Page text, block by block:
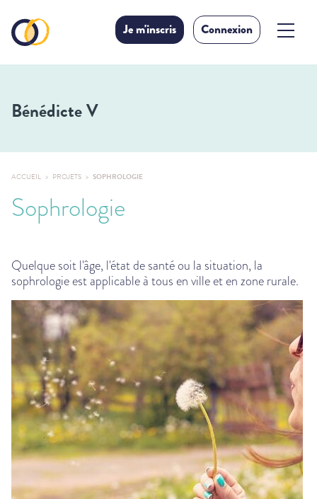
Je m'inscris Connexion
Bénédicte V
ACCUEIL PROJETS SOPHROLOGIE
Sophrologie
Quelque soit l'âge, l'état de santé ou la situation, la
sophrologie est applicable à tous en ville et en zone rurale.